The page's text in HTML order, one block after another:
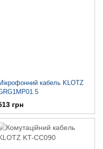
кабель KLOTZ
грн